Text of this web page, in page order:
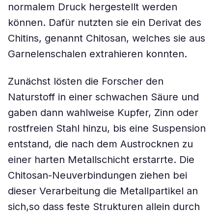
normalem Druck hergestellt werden
können. Dafür nutzten sie ein Derivat des
Chitins, genannt Chitosan, welches sie aus
Garnelenschalen extrahieren konnten.
Zunächst lösten die Forscher den
Naturstoff in einer schwachen Säure und
gaben dann wahlweise Kupfer, Zinn oder
rostfreien Stahl hinzu, bis eine Suspension
entstand, die nach dem Austrocknen zu
einer harten Metallschicht erstarrte. Die
Chitosan-Neuverbindungen ziehen bei
dieser Verarbeitung die Metallpartikel an
sich,so dass feste Strukturen allein durch